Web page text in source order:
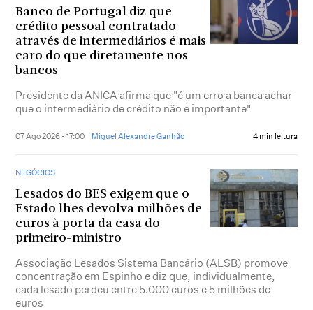
Banco de Portugal diz que
crédito pessoal contratado
através de intermediários é mais
caro do que diretamente nos
bancos
Presidente da ANICA afirma que "é um erro a banca achar
que o intermediário de crédito não é importante"
07 Ago 2026 - 17:00 Miguel Alexandre Ganhão 4 min leitura
NEGÓCIOS
Lesados do BES exigem que o
Estado lhes devolva milhões de
euros à porta da casa do
primeiro-ministro
Associação Lesados Sistema Bancário (ALSB) promove
concentração em Espinho e diz que, individualmente,
cada lesado perdeu entre 5.000 euros e 5 milhões de
euros